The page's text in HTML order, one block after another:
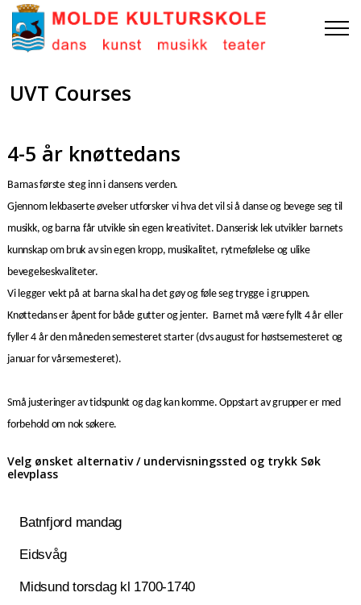
UVT Courses
4-5 år knøttedans
Barnas første steg inn i dansens verden.
Gjennom lekbaserte øvelser utforsker vi hva det vil si å danse og bevege seg til
musikk, og barna får utvikle sin egen kreativitet. Danserisk lek utvikler barnets
kunnskap om bruk av sin egen kropp, musikalitet, rytmefølelse og ulike
bevegelseskvaliteter.
Vi legger vekt på at barna skal ha det gøy og føle seg trygge i gruppen.
Knøttedans er åpent for både gutter og jenter. Barnet må være fyllt 4 år eller
fyller 4 år den måneden semesteret starter (dvs august for høstsemesteret og
januar for vårsemesteret).
Små justeringer av tidspunkt og dag kan komme. Oppstart av grupper er med
forbehold om nok søkere.
Velg ønsket alternativ / undervisningssted og trykk Søk
elevplass
Batnfjord mandag
Eidsvåg
Midsund torsdag kl 1700-1740